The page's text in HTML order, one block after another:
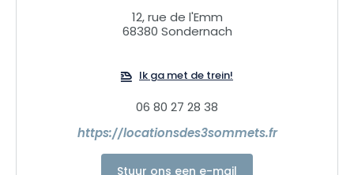
gîte la Marguerite (6 personen) en de Panoramic (5
12, rue de l'Emm
68380 Sondernach
Ik ga met de trein!
06 80 27 28 38
https://locationsdes3sommets.fr